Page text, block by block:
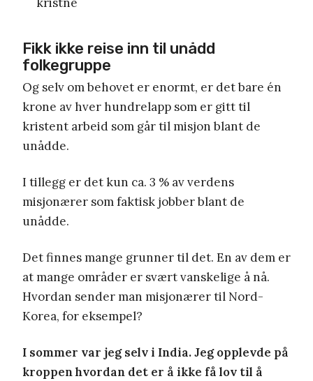
Fikk ikke reise inn til unådd
folkegruppe
Og selv om behovet er enormt, er det bare én
krone av hver hundrelapp som er gitt til
kristent arbeid som går til misjon blant de
unådde.
I tillegg er det kun ca. 3 % av verdens
misjonærer som faktisk jobber blant de
unådde.
Det finnes mange grunner til det. En av dem er
at mange områder er svært vanskelige å nå.
Hvordan sender man misjonærer til Nord-
Korea, for eksempel?
I sommer var jeg selv i India. Jeg opplevde på
kroppen hvordan det er å ikke få lov til å